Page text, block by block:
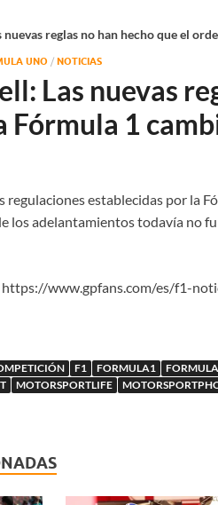
nuevas reglas no han hecho que el
UNO / NOTICIAS
Las nuevas
Fórmula 1
regulaciones establecidas por la
los adelantamientos todavía no
www.gpfans.com/es/f1-
F1 FORMULA1
MOTORSPORTLIFE